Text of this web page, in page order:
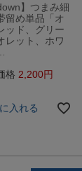
】つまみ細
留め単品「オ
ッド、グリー
レット、ホワ
格 2,200
入れる